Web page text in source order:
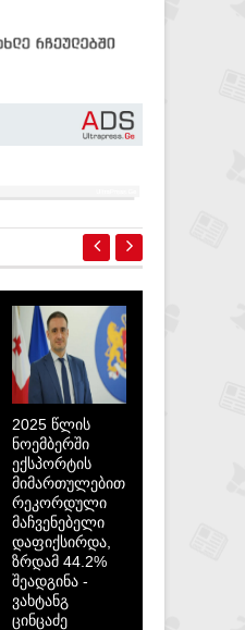
2025 წლის
ნოემბერში
ექსპორტის
მიმართულებით
რეკორდული
მაჩვენებელი
დაფიქსირდა,
ზრდამ 44.2%
შეადგინა -
ვახტანგ
ცინცაძე